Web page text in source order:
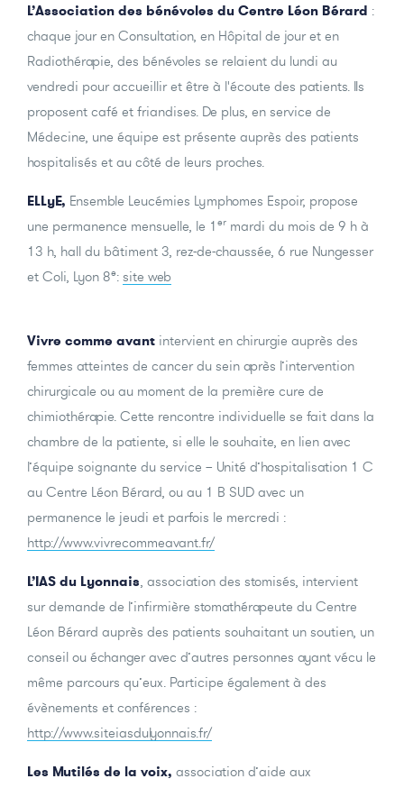
L’Association des bénévoles du Centre Léon Bérard :
chaque jour en Consultation, en Hôpital de jour et en
Radiothérapie, des bénévoles se relaient du lundi au
vendredi pour accueillir et être à l'écoute des patients. Ils
proposent café et friandises. De plus, en service de
Médecine, une équipe est présente auprès des patients
hospitalisés et au côté de leurs proches.
ELLyE, Ensemble Leucémies Lymphomes Espoir, propose
une permanence mensuelle, le 1 er mardi du mois de 9 h à
13 h, hall du bâtiment 3, rez-de-chaussée, 6 rue Nungesser
et Coli, Lyon 8e: site web
Vivre comme avant intervient en chirurgie auprès des
femmes atteintes de cancer du sein après l’intervention
chirurgicale ou au moment de la première cure de
chimiothérapie. Cette rencontre individuelle se fait dans la
chambre de la patiente, si elle le souhaite, en lien avec
l’équipe soignante du service – Unité d’hospitalisation 1 C
au Centre Léon Bérard, ou au 1 B SUD avec un
permanence le jeudi et parfois le mercredi :
http://www.vivrecommeavant.fr/
L’IAS du Lyonnais , association des stomisés, intervient
sur demande de l’infirmière stomathérapeute du Centre
Léon Bérard auprès des patients souhaitant un soutien, un
conseil ou échanger avec d’autres personnes ayant vécu le
même parcours qu’eux. Participe également à des
évènements et conférences :
http://www.siteiasdulyonnais.fr/
Les Mutilés de la voix, association d’aide aux